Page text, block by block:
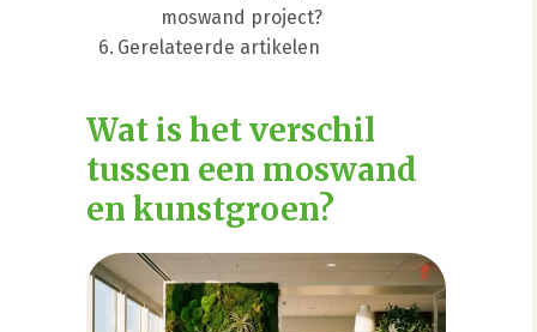
moswand project?
Gerelateerde artikelen
Wat is het verschil
tussen een moswand
en kunstgroen?